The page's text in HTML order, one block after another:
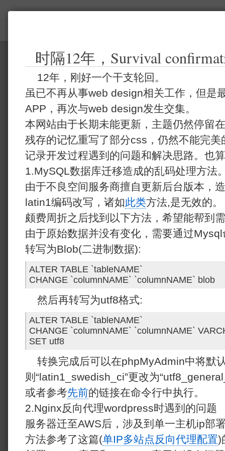
时隔12年，Survival
12年，刚好一个干支轮回。
虽已不再从事web design相关工作，但是
APP，再次与web design发生交集。
本网站由于长期未能更新，主题仍然停留
残存的记忆重写了部分css，仍然不能完
记录开发过程遇到的问题和解决思路。也
1.MySQL数据库迁移造成的乱码处理方法
由于不良空间服务商擅自更新后台版本，
latin1编码改写，诸如此类方法,是无效的。
颇费周折之后找到以下方法，希望能帮到
由于原始数据并没有变化，需要通过
转写为Blob(二进制数据):
ALTER TABLE `tableNAME`
CHANGE `columnNAME` `columnNAME` blob
然后再转写为utf8格式:
ALTER TABLE `tableNAME`
CHANGE `columnNAME` `columnNAME`
SET utf8
转换完成后可以在phpMyAdmin中将默
则“latin1_swedish_ci”更改为
或者参考先前的链接在命令行中执行。
2.Nginx反向代理wordpress时遇到的问题
服务器迁至AWS后，涉及到单一主机ip部
方法参考了这篇(单IP多站点反向代理配置)